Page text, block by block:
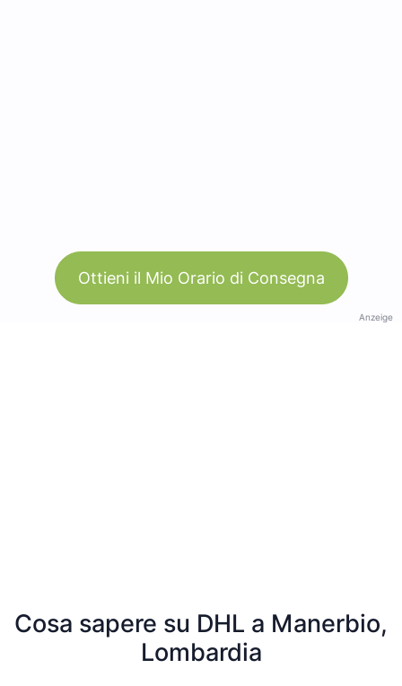
Ottieni il Mio Orario di Consegna
Anzeige
Cosa sapere su DHL a Manerbio,
Lombardia